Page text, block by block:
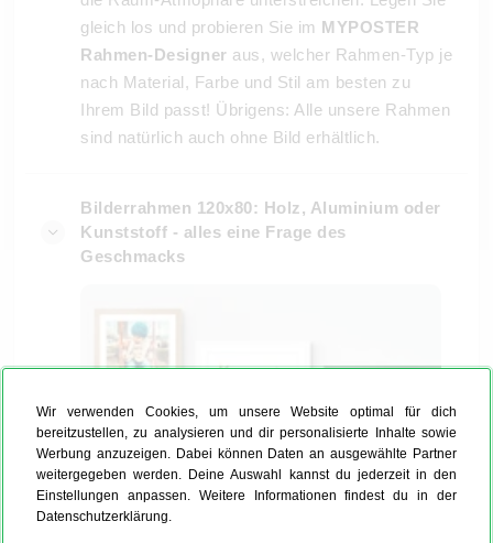
Wir verwenden Cookies, um unsere Website optimal für dich
bereitzustellen, zu analysieren und dir personalisierte Inhalte sowie
Werbung anzuzeigen. Dabei können Daten an ausgewählte Partner
weitergegeben werden. Deine Auswahl kannst du jederzeit in den
Einstellungen anpassen. Weitere Informationen findest du in der
Datenschutzerklärung.
gleich los und probieren Sie im MYPOSTER
Rahmen-Designer aus, welcher Rahmen-Typ je
nach Material, Farbe und Stil am besten zu
Ihrem Bild passt! Übrigens: Alle unsere Rahmen
sind natürlich auch ohne Bild erhältlich.
Bilderrahmen 120x80: Holz, Aluminium oder
Kunststoff - alles eine Frage des
Geschmacks